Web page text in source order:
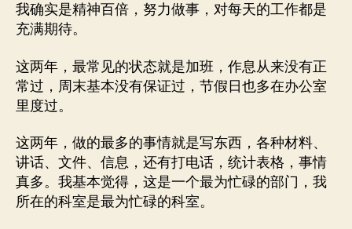
我确实是精神百倍，努力做事，对每天的工作都是
充满期待。
这两年，最常见的状态就是加班，作息从来没有正
常过，周末基本没有保证过，节假日也多在办公室
里度过。
这两年，做的最多的事情就是写东西，各种材料、
讲话、文件、信息，还有打电话，统计表格，事情
真多。我基本觉得，这是一个最为忙碌的部门，我
所在的科室是最为忙碌的科室。